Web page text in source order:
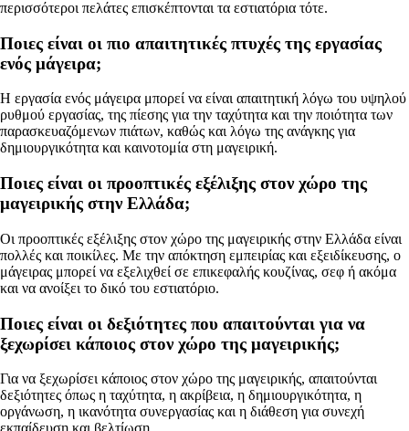
περισσότεροι πελάτες επισκέπτονται τα εστιατόρια τότε.
Ποιες είναι οι πιο απαιτητικές πτυχές της εργασίας
ενός μάγειρα;
Η εργασία ενός μάγειρα μπορεί να είναι απαιτητική λόγω του υψηλού
ρυθμού εργασίας, της πίεσης για την ταχύτητα και την ποιότητα των
παρασκευαζόμενων πιάτων, καθώς και λόγω της ανάγκης για
δημιουργικότητα και καινοτομία στη μαγειρική.
Ποιες είναι οι προοπτικές εξέλιξης στον χώρο της
μαγειρικής στην Ελλάδα;
Οι προοπτικές εξέλιξης στον χώρο της μαγειρικής στην Ελλάδα είναι
πολλές και ποικίλες. Με την απόκτηση εμπειρίας και εξειδίκευσης, ο
μάγειρας μπορεί να εξελιχθεί σε επικεφαλής κουζίνας, σεφ ή ακόμα
και να ανοίξει το δικό του εστιατόριο.
Ποιες είναι οι δεξιότητες που απαιτούνται για να
ξεχωρίσει κάποιος στον χώρο της μαγειρικής;
Για να ξεχωρίσει κάποιος στον χώρο της μαγειρικής, απαιτούνται
δεξιότητες όπως η ταχύτητα, η ακρίβεια, η δημιουργικότητα, η
οργάνωση, η ικανότητα συνεργασίας και η διάθεση για συνεχή